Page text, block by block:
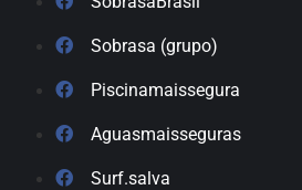
Sobrasa (grupo)
Piscinamaissegura
Aguasmaisseguras
Surf.salva